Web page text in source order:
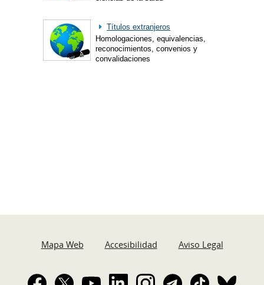
Títulos extranjeros
Homologaciones, equivalencias,
reconocimientos, convenios y
convalidaciones
Mapa Web Accesibilidad Aviso Legal